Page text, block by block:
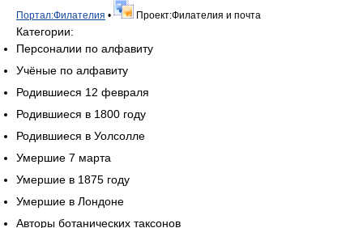
Портал:Филателия • Проект:Филателия и почта
Категории:
Персоналии по алфавиту
Учёные по алфавиту
Родившиеся 12 февраля
Родившиеся в 1800 году
Родившиеся в Уолсолле
Умершие 7 марта
Умершие в 1875 году
Умершие в Лондоне
Авторы ботанических таксонов